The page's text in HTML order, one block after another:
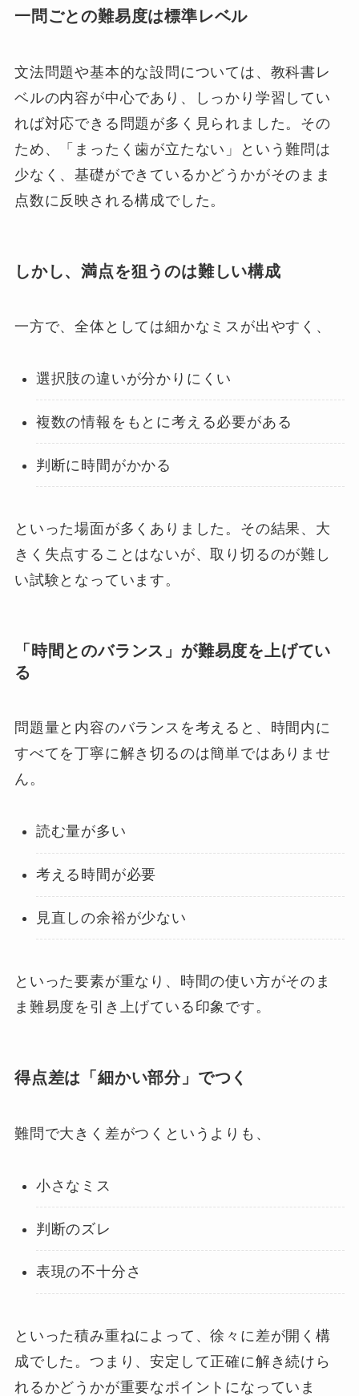
一問ごとの難易度は標準レベル
文法問題や基本的な設問については、教科書レ
ベルの内容が中心であり、しっかり学習してい
れば対応できる問題が多く見られました。その
ため、「まったく歯が立たない」という難問は
少なく、基礎ができているかどうかがそのまま
点数に反映される構成でした。
しかし、満点を狙うのは難しい構成
一方で、全体としては細かなミスが出やすく、
選択肢の違いが分かりにくい
複数の情報をもとに考える必要がある
判断に時間がかかる
といった場面が多くありました。その結果、大
きく失点することはないが、取り切るのが難し
い試験となっています。
「時間とのバランス」が難易度を上げてい
る
問題量と内容のバランスを考えると、時間内に
すべてを丁寧に解き切るのは簡単ではありませ
ん。
読む量が多い
考える時間が必要
見直しの余裕が少ない
といった要素が重なり、時間の使い方がそのま
ま難易度を引き上げている印象です。
得点差は「細かい部分」でつく
難問で大きく差がつくというよりも、
小さなミス
判断のズレ
表現の不十分さ
といった積み重ねによって、徐々に差が開く構
成でした。つまり、安定して正確に解き続けら
れるかどうかが重要なポイントになっていま